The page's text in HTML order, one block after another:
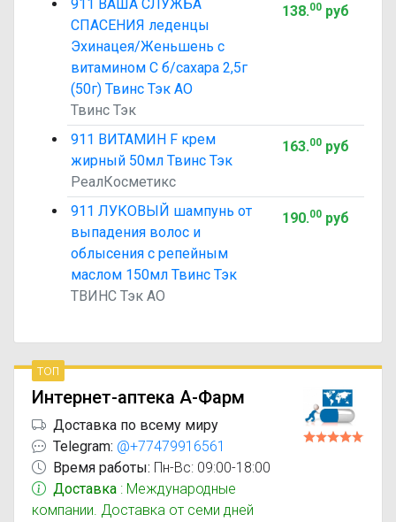
911 ВАША СЛУЖБА
СПАСЕНИЯ леденцы
Эхинацея/Женьшень с
витамином С б/сахара 2,5г
(50г) Твинс Тэк АО
Твинс Тэк
138.00руб
911 ВИТАМИН F крем
жирный 50мл Твинс Тэк
РеалКосметикс
163.00руб
911 ЛУКОВЫЙ шампунь от
выпадения волос и
облысения с репейным
маслом 150мл Твинс Тэк
ТВИНС Тэк АО
190.00руб
топ
Интернет-аптека А-Фарм
Доставка по всему миру
Telegram: @+77479916561
Время работы: Пн-Вс: 09:00-18:00
Доставка : Международные
компании. Доставка от семи дней